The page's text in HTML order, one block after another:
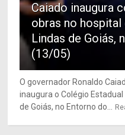
Caiado inaugura
obras no hospital
Lindas de Goiás,
(13/05)
O governador Ronaldo
inaugura o Colégio
de Goiás, no Entorno do...